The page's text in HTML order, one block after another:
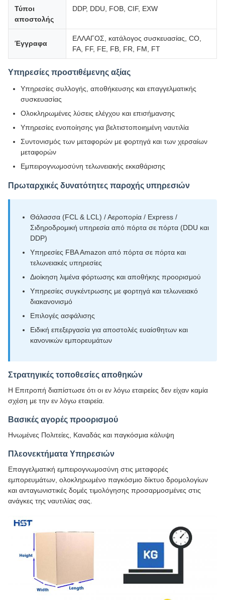
Τύποι
αποστολής
DDP, DDU, FOB, CIF, EXW
Έγγραφα
ΕΛΛΑΓΟΣ, κατάλογος συσκευασίας, CO,
FA, FF, FE, FB, FR, FM, FT
Υπηρεσίες προστιθέμενης αξίας
Υπηρεσίες συλλογής, αποθήκευσης και επαγγελματικής
συσκευασίας
Ολοκληρωμένες λύσεις ελέγχου και επισήμανσης
Υπηρεσίες ενοποίησης για βελτιστοποιημένη ναυτιλία
Συντονισμός των μεταφορών με φορτηγά και των χερσαίων
μεταφορών
Εμπειρογνωμοσύνη τελωνειακής εκκαθάρισης
Πρωταρχικές δυνατότητες παροχής υπηρεσιών
Θάλασσα (FCL & LCL) / Αεροπορία / Express /
Σιδηροδρομική υπηρεσία από πόρτα σε πόρτα (DDU και
DDP)
Υπηρεσίες FBA Amazon από πόρτα σε πόρτα και
τελωνειακές υπηρεσίες
Διοίκηση λιμένα φόρτωσης και αποθήκης προορισμού
Υπηρεσίες συγκέντρωσης με φορτηγά και τελωνειακό
διακανονισμό
Επιλογές ασφάλισης
Ειδική επεξεργασία για αποστολές ευαίσθητων και
κανονικών εμπορευμάτων
Στρατηγικές τοποθεσίες αποθηκών
Η Επιτροπή διαπίστωσε ότι οι εν λόγω εταιρείες δεν είχαν καμία
σχέση με την εν λόγω εταιρεία.
Βασικές αγορές προορισμού
Ηνωμένες Πολιτείες, Καναδάς και παγκόσμια κάλυψη
Πλεονεκτήματα Υπηρεσιών
Επαγγελματική εμπειρογνωμοσύνη στις μεταφορές
εμπορευμάτων, ολοκληρωμένο παγκόσμιο δίκτυο δρομολογίων
και ανταγωνιστικές δομές τιμολόγησης προσαρμοσμένες στις
ανάγκες της ναυτιλίας σας.